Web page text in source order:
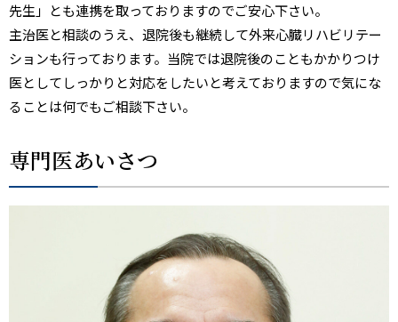
先生」とも連携を取っておりますのでご安心下さい。
主治医と相談のうえ、退院後も継続して外来心臓リハビリテー
ションも行っております。当院では退院後のこともかかりつけ
医としてしっかりと対応をしたいと考えておりますので気にな
ることは何でもご相談下さい。
専門医あいさつ